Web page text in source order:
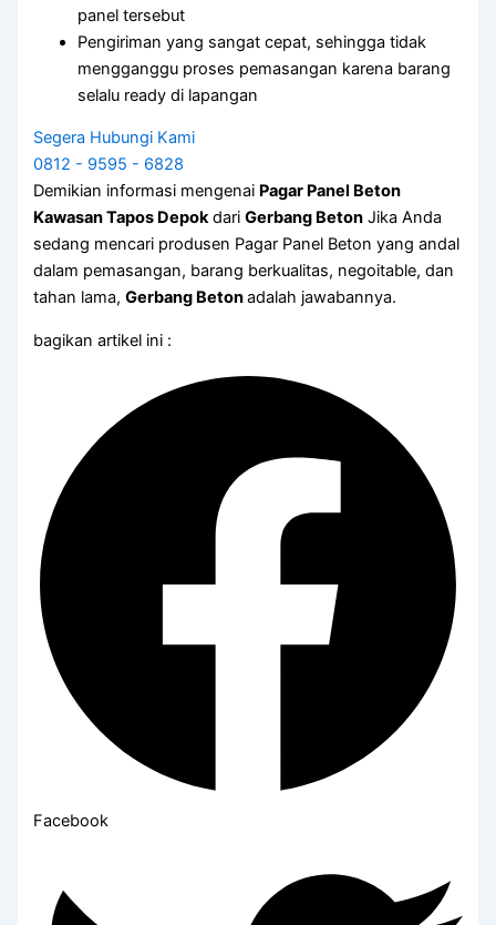
panel tersebut
Pengiriman yang sangat cepat, sehingga tidak
mengganggu proses pemasangan karena barang
selalu ready di lapangan
Segera Hubungi Kami
0812 - 9595 - 6828
Demikian informasi mengenai Pagar Panel Beton
Kawasan Tapos DepokdariGerbang Beton Jika Anda
sedang mencari produsen Pagar Panel Beton yang andal
dalam pemasangan, barang berkualitas, negoitable, dan
tahan lama,Gerbang Betonadalah jawabannya.
bagikan artikel ini :
Facebook